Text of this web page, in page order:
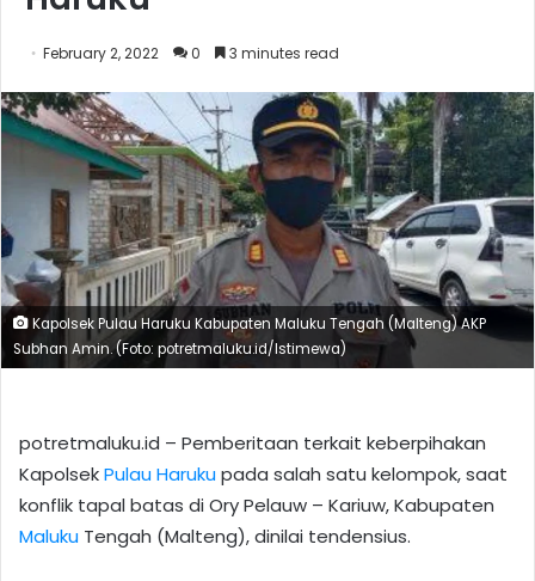
February 2, 2022 0 3 minutes read
Kapolsek Pulau Haruku Kabupaten Maluku Tengah (Malteng) AKP
Subhan Amin. (Foto: potretmaluku.id/Istimewa)
potretmaluku.id – Pemberitaan terkait keberpihakan
KapolsekPulau Harukupada salah satu kelompok, saat
konflik tapal batas di Ory Pelauw – Kariuw, Kabupaten
Maluku Tengah (Malteng), dinilai tendensius.